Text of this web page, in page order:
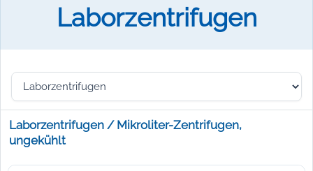
Laborzentrifugen
Laborzentrifugen / Mikroliter-Zentrifugen,
ungekühlt